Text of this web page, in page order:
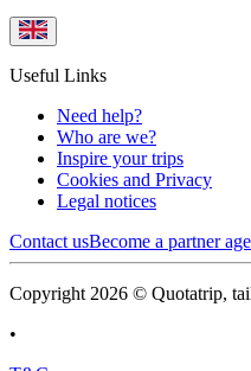
Useful Links
Need help?
Who are we?
Inspire your trips
Cookies and Privacy
Legal notices
Contact usBecome a partner
Copyright 2026 © Quotatrip,
•